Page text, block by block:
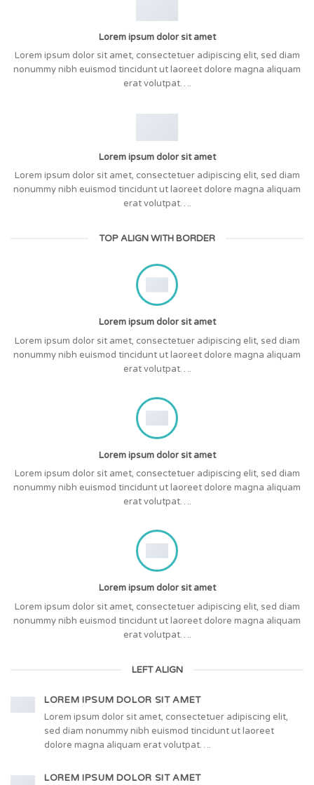
Lorem ipsum dolor sit amet
Lorem ipsum dolor sit amet, consectetuer adipiscing elit, sed diam
nonummy nibh euismod tincidunt ut laoreet dolore magna aliquam
erat volutpat….
Lorem ipsum dolor sit amet
Lorem ipsum dolor sit amet, consectetuer adipiscing elit, sed diam
nonummy nibh euismod tincidunt ut laoreet dolore magna aliquam
erat volutpat….
TOP ALIGN WITH BORDER
Lorem ipsum dolor sit amet
Lorem ipsum dolor sit amet, consectetuer adipiscing elit, sed diam
nonummy nibh euismod tincidunt ut laoreet dolore magna aliquam
erat volutpat….
Lorem ipsum dolor sit amet
Lorem ipsum dolor sit amet, consectetuer adipiscing elit, sed diam
nonummy nibh euismod tincidunt ut laoreet dolore magna aliquam
erat volutpat….
Lorem ipsum dolor sit amet
Lorem ipsum dolor sit amet, consectetuer adipiscing elit, sed diam
nonummy nibh euismod tincidunt ut laoreet dolore magna aliquam
erat volutpat….
LEFT ALIGN
LOREM IPSUM DOLOR SIT AMET
Lorem ipsum dolor sit amet, consectetuer adipiscing elit,
sed diam nonummy nibh euismod tincidunt ut laoreet
dolore magna aliquam erat volutpat….
LOREM IPSUM DOLOR SIT AMET